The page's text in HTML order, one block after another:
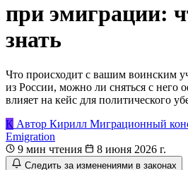
при эмиграции:
знать
Что происходит с вашим воинским
из России, можно ли сняться с него
влияет на кейс для политического
К Автор Кирилл Миграционный
Emigration
9 мин чтения
8 июня 2026 г.
Следить за изменениями в законах